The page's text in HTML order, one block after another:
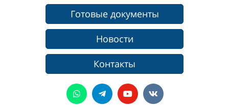
Готовые документы
Новости
Контакты